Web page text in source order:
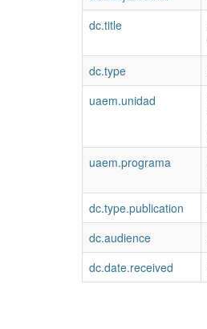
dc.title
dc.type
uaem.unidad
uaem.programa
dc.type.publication
dc.audience
dc.date.received